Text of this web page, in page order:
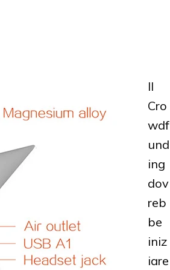
Il
Cro
wdf
und
ing
dov
reb
be
iniz
iare